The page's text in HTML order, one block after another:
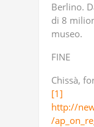
Berlino.
di 8
museo.
FINE
Chissà,
[1]
http://
/